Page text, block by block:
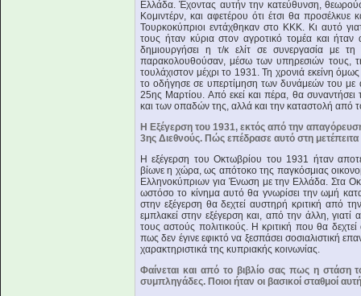
Ελλάδα. Έχοντας αυτήν την κατεύθυνση,
Κομιντέρν, και αφετέρου ότι έτσι θα προσέλκυε
Τουρκοκύπριοι εντάχθηκαν στο ΚΚΚ. Κι αυτό
τους ήταν κύρια στον αγροτικό τομέα και
δημιουργήσει η τ/κ ελίτ σε συνεργασία με τη
παρακολουθούσαν, μέσω των υπηρεσιών τους,
τουλάχιστον μέχρι το 1931. Τη χρονιά εκείνη
το οδήγησε σε υπερτίμηση των δυνάμεών του με
25ης Μαρτίου. Από εκεί και πέρα, θα συναντήσει
και των οπαδών της, αλλά και την καταστολή από
H Eξέγερση του 1931, εκτός από την
3ης Διεθνούς. Πώς επέδρασε αυτό στη
Η εξέγερση του Οκτωβρίου του 1931 ήταν
βίωνε η χώρα, ως απότοκο της παγκόσμιας
Ελληνοκύπριων για Ένωση με την Ελλάδα. Στα
ωστόσο το κίνημα αυτό θα γνωρίσει την ωμή
στην εξέγερση θα δεχτεί αυστηρή κριτική από
εμπλακεί στην εξέγερση και, από την άλλη,
τους αστούς πολιτικούς. Η κριτική που θα
πως δεν έγινε εφικτό να ξεσπάσει σοσιαλιστική
χαρακτηριστικά της κυπριακής κοινωνίας.
Φαίνεται και από το βιβλίο σας πως η στάση
συμπληγάδες. Ποιοι ήταν οι βασικοί σταθμοί